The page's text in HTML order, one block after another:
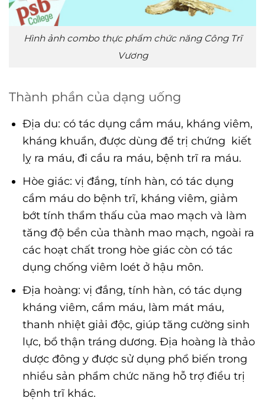
Hình ảnh combo thực phẩm chức năng Công Trĩ
Vương
Thành phần của dạng uống
Địa du: có tác dụng cầm máu, kháng viêm,
kháng khuẩn, được dùng để trị chứng kiết
lỵ ra máu, đi cầu ra máu, bệnh trĩ ra máu.
Hòe giác: vị đắng, tính hàn, có tác dụng
cầm máu do bệnh trĩ, kháng viêm, giảm
bớt tính thẩm thấu của mao mạch và làm
tăng độ bền của thành mao mạch, ngoài ra
các hoạt chất trong hòe giác còn có tác
dụng chống viêm loét ở hậu môn.
Địa hoàng: vị đắng, tính hàn, có tác dụng
kháng viêm, cầm máu, làm mát máu,
thanh nhiệt giải độc, giúp tăng cường sinh
lực, bổ thận tráng dương. Địa hoàng là thảo
dược đông y được sử dụng phổ biến trong
nhiều sản phẩm chức năng hỗ trợ điều trị
bệnh trĩ khác.